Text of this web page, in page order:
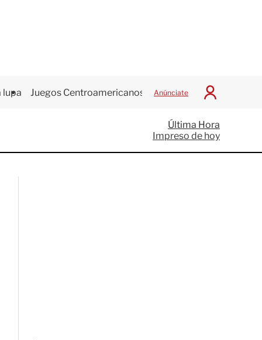
lupa Juegos Centroamericanos Anúnciate
I
c
i
a
Última Hora
Impreso de hoy